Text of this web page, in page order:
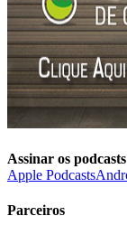
Assinar os podcasts
Apple Podcasts
Parceiros